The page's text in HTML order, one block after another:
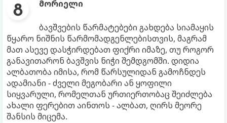
მორიელი
ბავშვების წარმატებები გახდება სიამაყის
წყარო ნიშნის წარმომადგენლებისთვის, მაგრამ
მათ ასევე დასჭირდებათ ფიქრი იმაზე, თუ როგორ
განავითარონ ბავშვის ნიჭი შემდგომში. დიდია
ალბათობა იმისა, რომ წარსულიდან გამოჩნდეს
ადამიანი - ძველი მეგობარი ან ყოფილი
სიყვარული, რომელთან ურთიერთობაც შეიძლება
ახალი ფერებით აინთოს - ალბათ, ღირს მეორე
შანსის მიცემა.